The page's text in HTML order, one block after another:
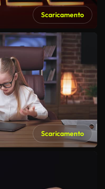
Scaricamento
Scaricamento